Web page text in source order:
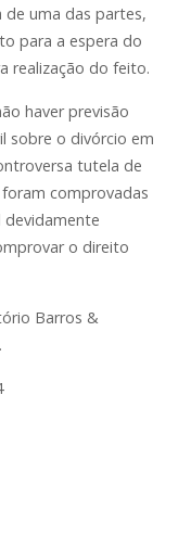
uma das partes,
para a espera do
realização do feito.
haver previsão
sobre o divórcio em
tutela de
comprovadas
devidamente
o direito
Barros &